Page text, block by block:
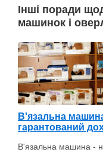
Інші поради
машинок і
В'язальна
гарантований
В'язальна машина -